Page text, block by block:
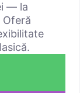
— la
Oferă